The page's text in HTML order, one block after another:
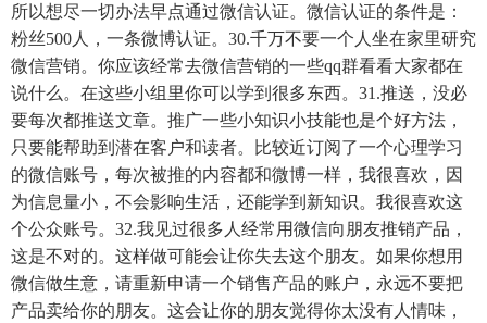
所以想尽一切办法早点通过微信认证。微信认证的条件是：
粉丝500人，一条微博认证。30.千万不要一个人坐在家里研究
微信营销。你应该经常去微信营销的一些qq群看看大家都在
说什么。在这些小组里你可以学到很多东西。31.推送，没必
要每次都推送文章。推广一些小知识小技能也是个好方法，
只要能帮助到潜在客户和读者。比较近订阅了一个心理学习
的微信账号，每次被推的内容都和微博一样，我很喜欢，因
为信息量小，不会影响生活，还能学到新知识。我很喜欢这
个公众账号。32.我见过很多人经常用微信向朋友推销产品，
这是不对的。这样做可能会让你失去这个朋友。如果你想用
微信做生意，请重新申请一个销售产品的账户，永远不要把
产品卖给你的朋友。这会让你的朋友觉得你太没有人情味，